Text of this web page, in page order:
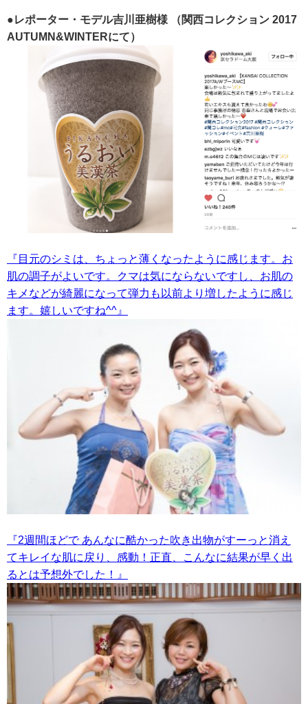
●レポーター・モデル吉川亜樹様
（関西コレクション 2017
AUTUMN&WINTERにて）
『目元のシミは、ちょっと薄くなったように感じます。お
肌の調子がよいです。クマは気にならないですし、お肌の
キメなどが綺麗になって弾力も以前より増したように感じ
ます。嬉しいですね^^』
『2週間ほどで あんなに酷かった吹き出物がすーっと消え
てキレイな肌に戻り、感動！正直、こんなに結果が早く出
るとは予想外でした！』